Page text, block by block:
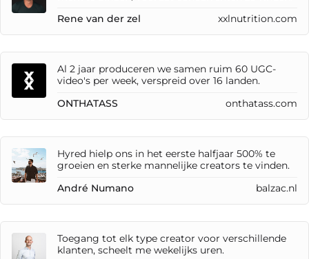
Rene van der zel
xxlnutrition.com
Al 2 jaar produceren we samen ruim 60 UGC-
video's per week, verspreid over 16 landen.
ONTHATASS
onthatass.com
Hyred hielp ons in het eerste halfjaar 500% te
groeien en sterke mannelijke creators te vinden.
André Numano
balzac.nl
Toegang tot elk type creator voor verschillende
klanten, scheelt me wekelijks uren.